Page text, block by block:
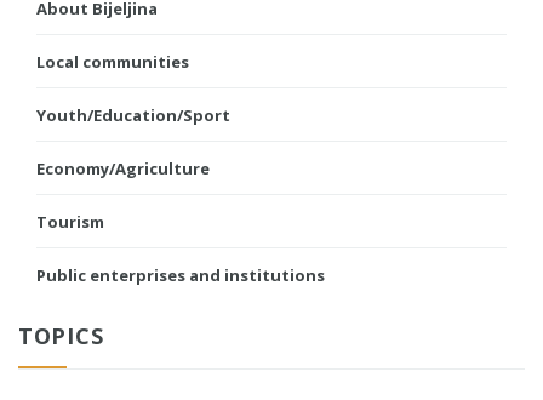
About Bijeljina
Local communities
Youth/Education/Sport
Economy/Agriculture
Tourism
Public enterprises and institutions
TOPICS